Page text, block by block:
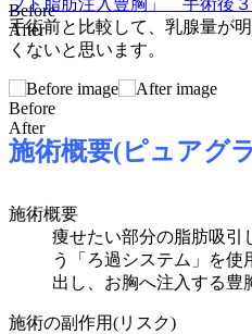
Before
After
手術前と比較して、乳腺量が
くないと思います。
Before
After
施術概要(ピュアグ
施術概要
痩せたい部分の脂肪吸引
う「 ろ過システム」 を使
出し
、お胸へ注入する豊
施術の副作用(リスク)